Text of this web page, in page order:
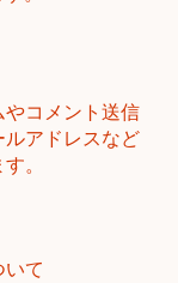
コメント送信
アドレスなど
。
て